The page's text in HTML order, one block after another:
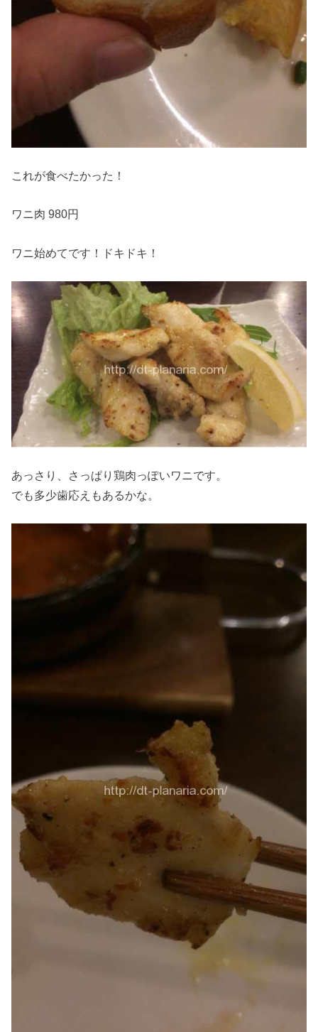
これが食べたかった！
ワニ肉 980円
ワニ始めてです！ドキドキ！
あっさり、さっぱり鶏肉っぽいワニです。
でも多少歯応えもあるかな。